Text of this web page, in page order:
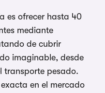
es ofrecer hasta 40
mediante
de cubrir
imaginable, desde
transporte pesado.
en el mercado